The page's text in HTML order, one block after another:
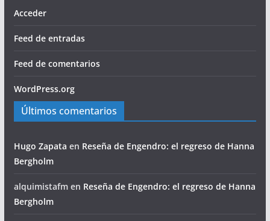
Acceder
Feed de entradas
Feed de comentarios
WordPress.org
Últimos comentarios
Hugo Zapata en Reseña de Engendro: el regreso de Hanna
Bergholm
alquimistafmen Reseña de Engendro: el regreso de Hanna
Bergholm